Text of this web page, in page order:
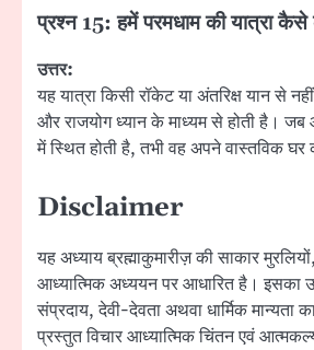
प्रश्न 15: हमें परमधाम की यात्रा कैसे
उत्तर:
यह यात्रा किसी रॉकेट या अंतरिक्ष यान से
और राजयोग ध्यान के माध्यम से होती है। जब
में स्थित होती है, तभी वह अपने वास्तविक
Disclaimer
यह अध्याय ब्रह्माकुमारीज़ की साकार
आध्यात्मिक अध्ययन पर आधारित है। इसका
संप्रदाय, देवी-देवता अथवा धार्मिक मान्यता
प्रस्तुत विचार आध्यात्मिक चिंतन एवं